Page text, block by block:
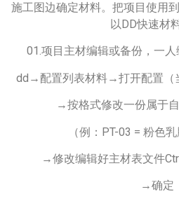
施工图边确定材料。把项目使用
以DD快速材
01.项目主材编辑或备份，一
dd→配置列表材料→打开配置（
→按格式修改一份属于
（例：PT-03 = 粉色
→修改编辑好主材表文件
→确定